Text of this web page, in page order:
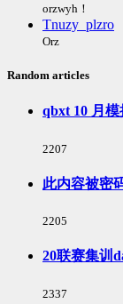
orzwyh！
Tnuzy_plzro
Orz
Random articles
qbxt 10 月
浏
次
数:
2207
此内容被密
浏
次
2205
20联赛集训
浏
2337